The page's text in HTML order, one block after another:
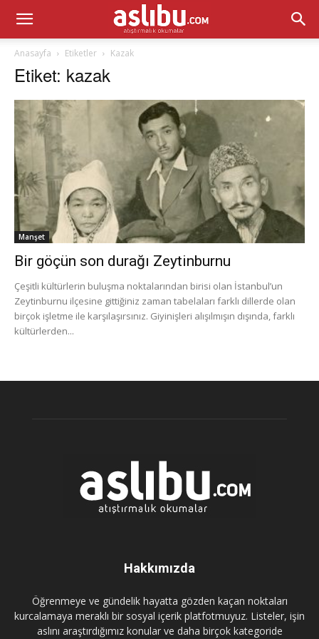
Anasayfa Etiketler Kazak
Etiket: kazak
Manşet
Bir göçün son durağı Zeytinburnu
Çeşitli kültürlerin buluşma noktalarından birisi olan İstanbul’un
Zeytinburnu ilçesine gittiğiniz zaman tabelaları farklı dillerde olan
birçok işletme ile karşılaşırsınız. Giyinişleri alışılmışın dışında, farklı
kültürlerden...
Hakkımızda
Öğrenmeye ve gündelik hayatta gözden kaçan noktaları
kurcalamaya meraklı bir sosyal içerik platfotmuyuz. Listeler, işin
aslını araştırdığımız konular ve daha birçok kategoride